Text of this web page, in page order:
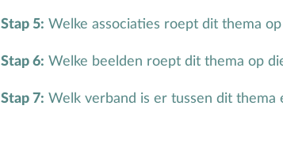
Stap 5: Welke associaties roept dit thema
Stap 6: Welke beelden roept dit thema op
Stap 7: Welk verband is er tussen dit